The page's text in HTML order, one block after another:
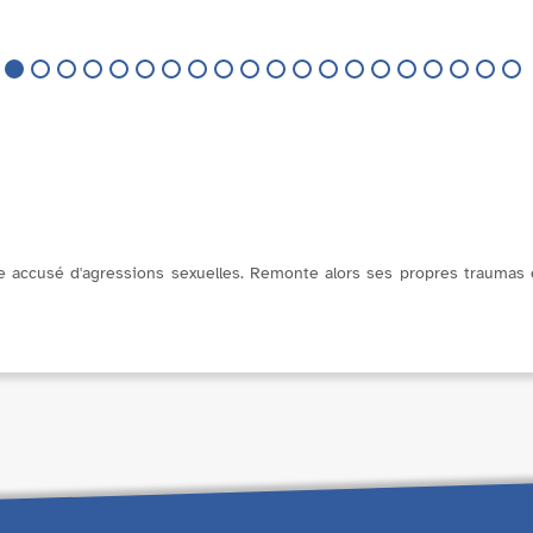
un
évoque la société libérale
d'agressions sexuelles. Remonte alors ses propres